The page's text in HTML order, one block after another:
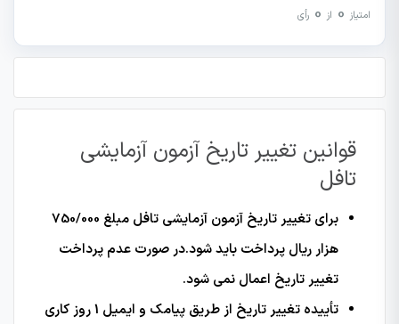
امتیاز 0 از 0 رأی
قوانین تغییر تاریخ آزمون آزمایشی
تافل
برای تغییر تاریخ آزمون آزمایشی تافل مبلغ 750/000
هزار ریال پرداخت باید شود.در صورت عدم پرداخت
تغییر تاریخ اعمال نمی شود.
تأییده تغییر تاریخ از طریق پیامک و ایمیل 1 روز کاری